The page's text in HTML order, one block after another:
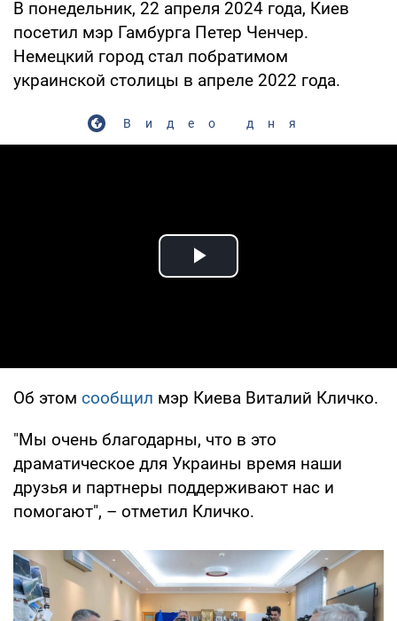
В понедельник, 22 апреля 2024 года, Киев
посетил мэр Гамбурга Петер Ченчер.
Немецкий город стал побратимом
украинской столицы в апреле 2022 года.
Видео дня
Play Video
Об этом сообщил мэр Киева Виталий Кличко.
"Мы очень благодарны, что в это
драматическое для Украины время наши
друзья и партнеры поддерживают нас и
помогают", – отметил Кличко.